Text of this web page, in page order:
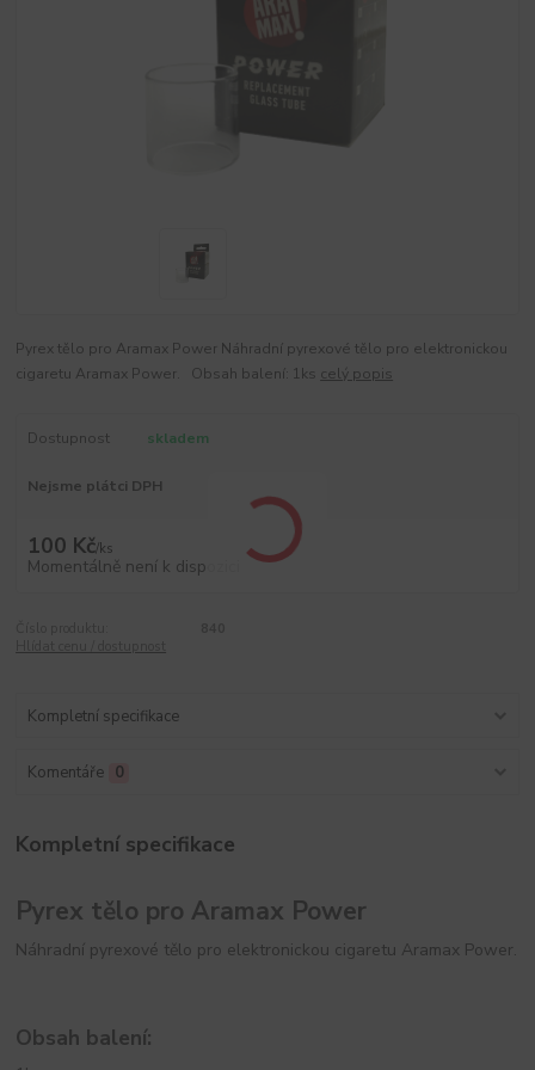
Pyrex tělo pro Aramax Power Náhradní pyrexové tělo pro elektronickou
cigaretu Aramax Power. Obsah balení: 1ks celý popis
Dostupnost skladem
Nejsme plátci DPH
100 Kč/ks
Momentálně není k dispozici
Kompletní specifikace
Komentáře 0
Kompletní specifikace
Pyrex tělo pro Aramax Power
Náhradní pyrexové tělo pro elektronickou cigaretu Aramax Power.
Obsah balení: